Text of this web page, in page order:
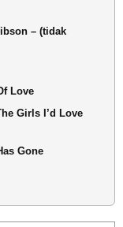
– (tidak
Love
Girls I’d Love
Gone